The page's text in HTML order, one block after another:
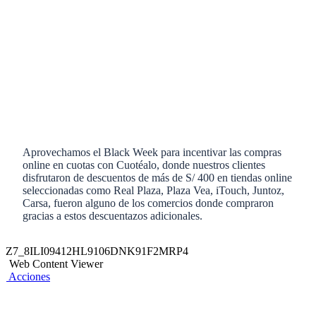
Aprovechamos el Black Week para incentivar las compras
online en cuotas con Cuotéalo, donde nuestros clientes
disfrutaron de descuentos de más de S/ 400 en tiendas online
seleccionadas como Real Plaza, Plaza Vea, iTouch, Juntoz,
Carsa, fueron alguno de los comercios donde compraron
gracias a estos descuentazos adicionales.
Z7_8ILI09412HL9106DNK91F2MRP4
Web Content Viewer
Acciones